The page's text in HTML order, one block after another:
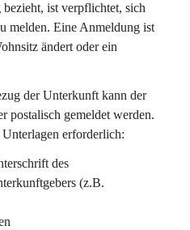
ist verpflichtet, sich
melden. Eine Anmeldung ist
ändert oder ein
der Unterkunft kann der
postalisch gemeldet werden.
erforderlich:
des
(z.B.